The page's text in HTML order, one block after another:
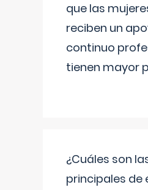
que las
reciben un
continuo
tienen mayor
¿Cuáles son
principales de